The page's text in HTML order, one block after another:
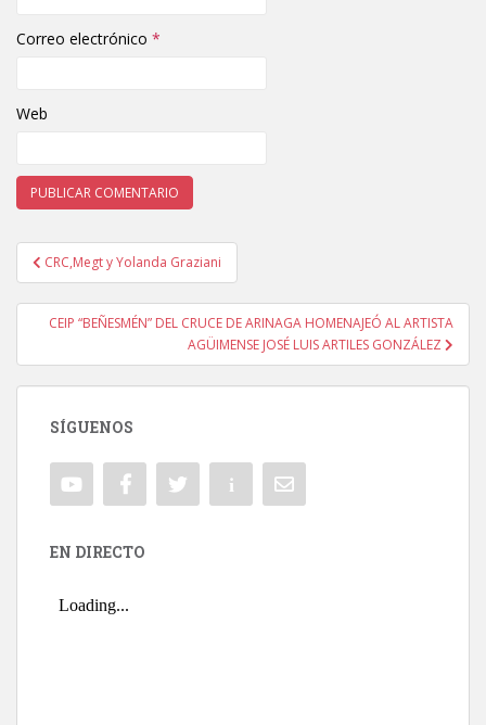
Correo electrónico *
Web
Navegación de entradas
CRC,Megt y Yolanda Graziani
CEIP “BEÑESMÉN” DEL CRUCE DE ARINAGA HOMENAJEÓ AL ARTISTA
AGÜIMENSE JOSÉ LUIS ARTILES GONZÁLEZ
SÍGUENOS
EN DIRECTO